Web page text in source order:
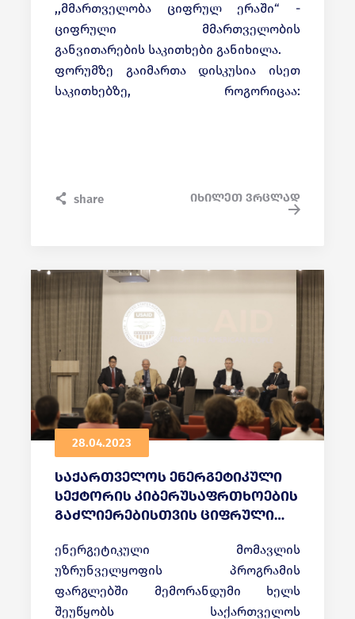
,,მმართველობა ციფრულ ერაში“ -
ციფრული მმართველობის
განვითარების საკითხები განიხილა.
ფორუმზე გაიმართა დისკუსია ისეთ
საკითხებზე, როგორიცაა:
ციფრული ჩართულობა და სხვა.
share იხილეთ ვრცლად
28.04.2023
საქართველოს ენერგეტიკული
სექტორის კიბერუსაფრთხოების
გაძლიერებისთვის ციფრული
USAID-თან მემორანდუმი
გააფორმა
ენერგეტიკული მომავლის
უზრუნველყოფის პროგრამის
ფარგლებში მემორანდუმი ხელს
შეუწყობს საქართველოს